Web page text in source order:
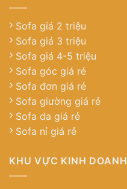
Sofa giá 2 triệu
Sofa giá 3 triệu
Sofa giá 4-5 triệu
Sofa góc giá rẻ
Sofa đơn giá rẻ
Sofa giường giá rẻ
Sofa da giá rẻ
Sofa nỉ giá rẻ
KHU VỰC KINH DOANH